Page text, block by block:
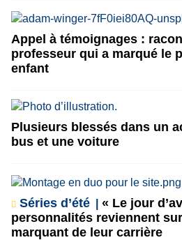
Appel à témoignages :
professeur qui a marqué le
enfant
Plusieurs blessés dans un
bus et une voiture
Séries d’été
« Le jour
personnalités reviennent
marquant de leur carrière